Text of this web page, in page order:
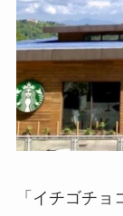
「イチゴチ